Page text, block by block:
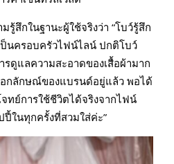
มรู้สึกในฐานะผู้ใช้จริงว่า “โบว์รู้สึก
ป็นครอบครัวไฟน์ไลน์ ปกติโบว์
ดูแลความสะอาดของเสื้อผ้ามาก
กลักษณ์ของแบรนด์อยู่แล้ว พอได้
ทย์การใช้ชีวิตได้จริงจากไฟน์
ในทุกครั้งที่สวมใส่ค่ะ”